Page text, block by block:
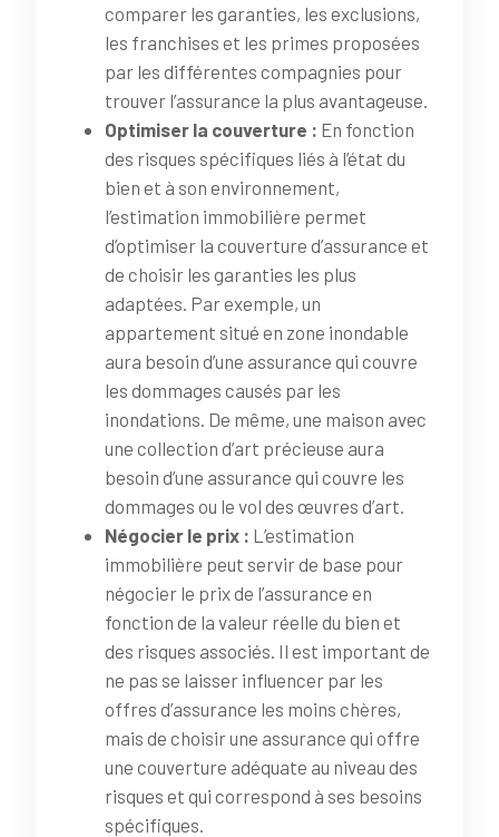
comparer les garanties, les exclusions,
les franchises et les primes proposées
par les différentes compagnies pour
trouver l’assurance la plus avantageuse.
Optimiser la couverture : En fonction
des risques spécifiques liés à l’état du
bien et à son environnement,
l’estimation immobilière permet
d’optimiser la couverture d’assurance et
de choisir les garanties les plus
adaptées. Par exemple, un
appartement situé en zone inondable
aura besoin d’une assurance qui couvre
les dommages causés par les
inondations. De même, une maison avec
une collection d’art précieuse aura
besoin d’une assurance qui couvre les
dommages ou le vol des œuvres d’art.
Négocier le prix : L’estimation
immobilière peut servir de base pour
négocier le prix de l’assurance en
fonction de la valeur réelle du bien et
des risques associés. Il est important de
ne pas se laisser influencer par les
offres d’assurance les moins chères,
mais de choisir une assurance qui offre
une couverture adéquate au niveau des
risques et qui correspond à ses besoins
spécifiques.